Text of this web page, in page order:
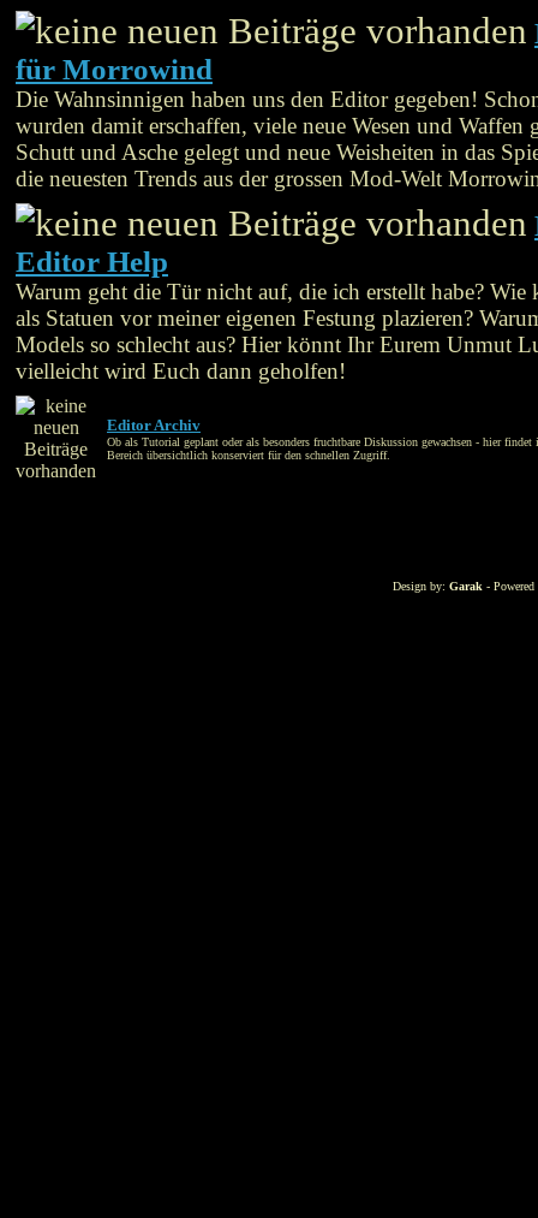
für Morrowind
Die Wahnsinnigen haben uns den Editor gegeben!
wurden damit erschaffen, viele neue Wesen und Waffen
Schutt und Asche gelegt und neue Weisheiten in das
die neuesten Trends aus der grossen Mod-Welt
Editor Help
Warum geht die Tür nicht auf, die ich erstellt habe? Wie
als Statuen vor meiner eigenen Festung plazieren?
Models so schlecht aus? Hier könnt Ihr Eurem Unmut
vielleicht wird Euch dann geholfen!
Editor Archiv
Ob als Tutorial geplant oder als besonders fruchtbare Diskussion gewachsen - hier
Bereich übersichtlich konserviert für den schnellen Zugriff.
Design by: Garak -